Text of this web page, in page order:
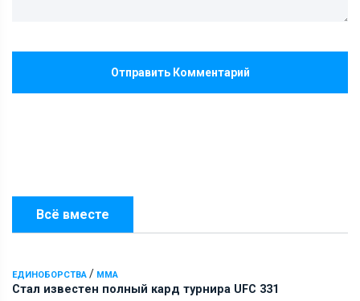
Всё вместе
ЕДИНОБОРСТВА / ММА
Стал известен полный кард турнира UFC 331
Отправить Комментарий